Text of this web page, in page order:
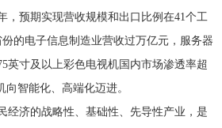
，预期实现营收规模和出口比例在41个工
的电子信息制造业营收过万亿元，服务器
英寸及以上彩色电视机国内市场渗透率超
智能化、高端化迈进。
经济的战略性、基础性、先导性产业，是